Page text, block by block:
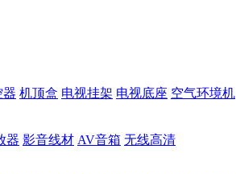
器 机顶盒 电视挂架 电视底座 空气环境机
器 影音线材 AV音箱 无线高清